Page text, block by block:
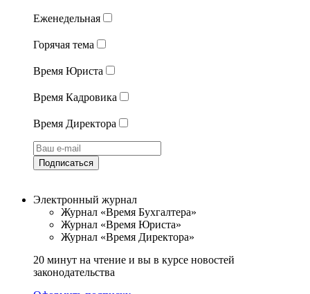
Еженедельная
Горячая тема
Время Юриста
Время Кадровика
Время Директора
Подписаться
Электронный журнал
Журнал «Время Бухгалтера»
Журнал «Время Юриста»
Журнал «Время Директора»
20 минут на чтение и вы в курсе новостей
законодательства